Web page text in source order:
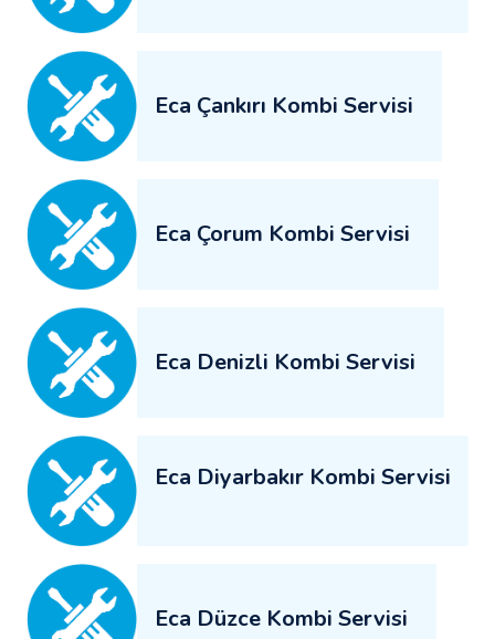
Eca Çankırı Kombi Servisi
Eca Çorum Kombi Servisi
Eca Denizli Kombi Servisi
Eca Diyarbakır Kombi Servisi
Eca Düzce Kombi Servisi